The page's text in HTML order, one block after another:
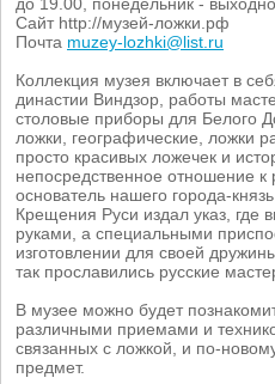
Сайт http://музей-ложки.рф
Почта muzey-lozhki@list.ru
Коллекция музея включает в
династии Виндзор, работы
столовые приборы для Белого
ложки, географические, ложки
просто красивых ложечек и
непосредственное отношение
основатель нашего города-
Крещения Руси издал указ, где
руками, а специальными
изготовлении для своей
так прославились русские
В музее можно будет
различными приемами и
связанных с ложкой, и по-
предмет.